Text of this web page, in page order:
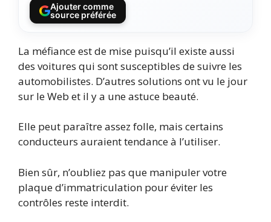
Ajouter comme
source préférée
La méfiance est de mise puisqu’il existe aussi
des voitures qui sont susceptibles de suivre les
automobilistes. D’autres solutions ont vu le jour
sur le Web et il y a une astuce beauté.
Elle peut paraître assez folle, mais certains
conducteurs auraient tendance à l’utiliser.
Bien sûr, n’oubliez pas que manipuler votre
plaque d’immatriculation pour éviter les
contrôles reste interdit.